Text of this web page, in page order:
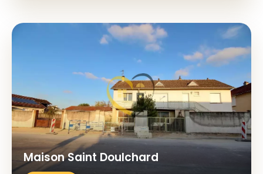
Maison Saint Doulchard